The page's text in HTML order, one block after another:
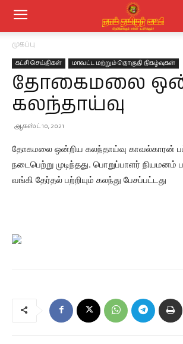
முகப்பு
கட்சி செய்திகள் மாவட்ட மற்றும் தொகுதி நிகழ்வுகள்
தோகைமலை
கலந்தாய்வு
ஆகஸ்ட் 10, 2021
தோகமலை ஒன்றிய கலந்தாய்வு காவல்காரன்
நடைபெற்று முடிந்தது. பொறுப்பாளர் நியமனம்
வங்கி தேர்தல் பற்றியும் கலந்து பேசப்பட்டது